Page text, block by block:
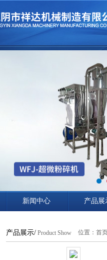
新闻中心 产品展
产品展示/ Product Show 位置： 首